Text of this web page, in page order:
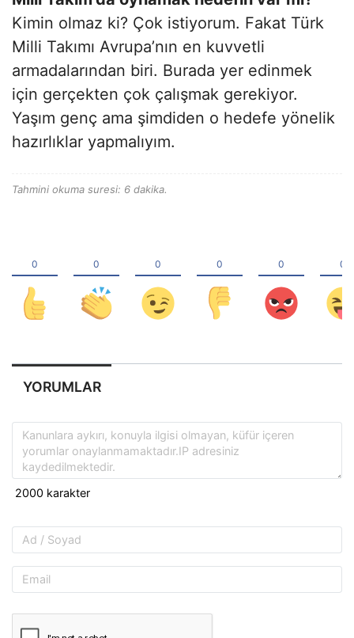
Kimin olmaz ki? Çok istiyorum. Fakat Türk
Milli Takımı Avrupa’nın en kuvvetli
armadalarından biri. Burada yer edinmek
için gerçekten çok çalışmak gerekiyor.
Yaşım genç ama şimdiden o hedefe yönelik
hazırlıklar yapmalıyım.
Tahmini okuma suresi: 6 dakika.
YORUMLAR